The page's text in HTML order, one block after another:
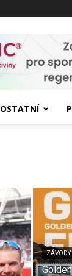
OSTATNÍ
ZÁVODY